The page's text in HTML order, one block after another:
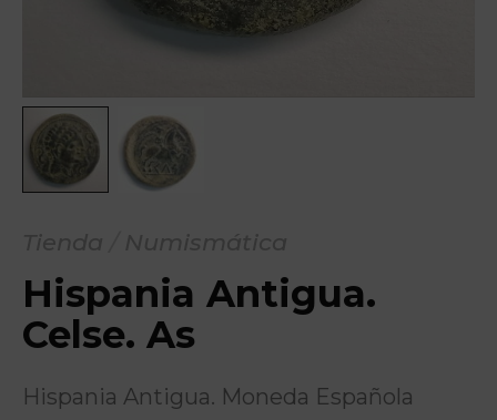
Hispania Antigua.
Celse. As
Hispania Antigua. Moneda Española